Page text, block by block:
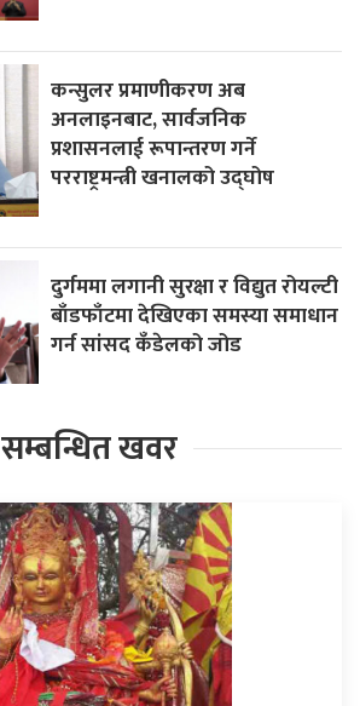
कन्सुलर प्रमाणीकरण अब
अनलाइनबाट, सार्वजनिक
प्रशासनलाई रूपान्तरण गर्ने
परराष्ट्रमन्त्री खनालको उद्घोष
दुर्गममा लगानी सुरक्षा र विद्युत रोयल्टी
बाँडफाँटमा देखिएका समस्या समाधान
गर्न सांसद कँडेलको जोड
सम्बन्धित खवर